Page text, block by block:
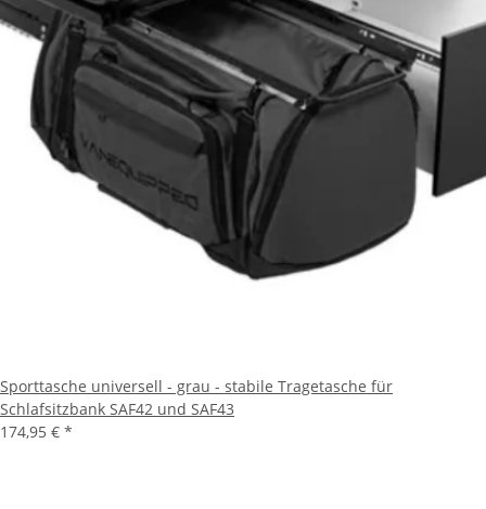
Sporttasche universell - grau - stabile Tragetasche für
Schlafsitzbank SAF42 und SAF43
174,95 € *